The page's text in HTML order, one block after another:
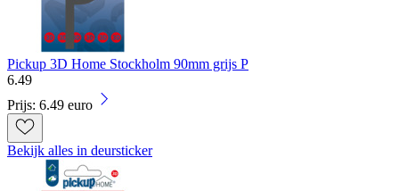
Pickup 3D Home Stockholm 90mm grijs P
6.49
Prijs: 6.49 euro
Bekijk alles in deursticker